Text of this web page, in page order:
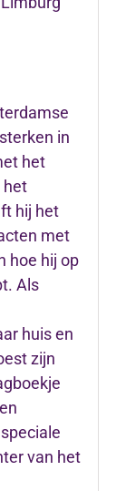
in
het
het
hij het
met
hoe hij op
Als
huis en
zijn
van het